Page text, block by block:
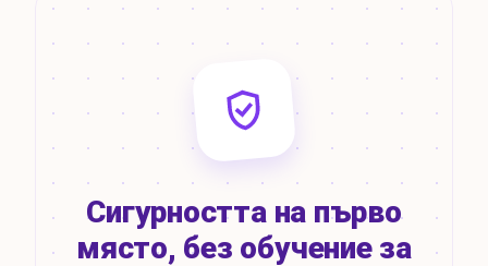
Сигурността на първо
място, без обучение за